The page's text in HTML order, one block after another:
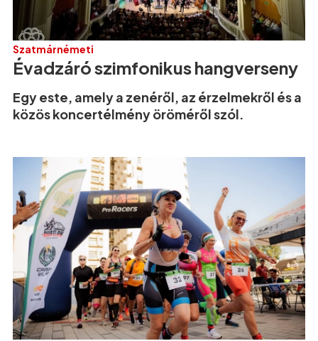
Szatmárnémeti
Évadzáró szimfonikus hangverseny
Egy este, amely a zenéről, az érzelmekről és a
közös koncertélmény öröméről szól.